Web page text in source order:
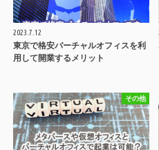
2023.7.12
東京で格安バーチャルオフィスを利
用して開業するメリット
その他